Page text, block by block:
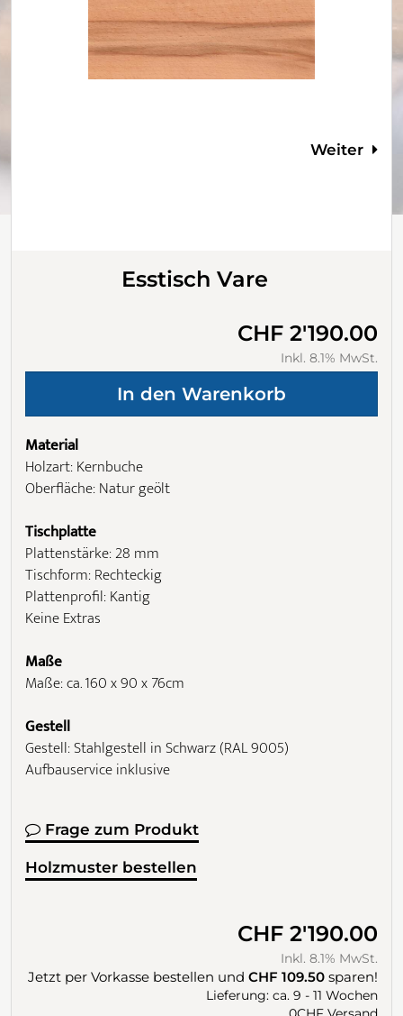
Weiter
Esstisch Vare
CHF 2'190.00
Inkl. 8.1% MwSt.
Material
Holzart: Kernbuche
Oberfläche: Natur geölt
Tischplatte
Plattenstärke: 28 mm
Tischform: Rechteckig
Plattenprofil: Kantig
Keine Extras
Maße
Maße: ca. 160 x 90 x 76cm
Gestell
Gestell: Stahlgestell in Schwarz (RAL 9005)
Aufbauservice inklusive
Frage zum Produkt
Holzmuster bestellen
CHF 2'190.00
Inkl. 8.1% MwSt.
Jetzt per Vorkasse bestellen und CHF 109.50 sparen!
Lieferung: ca. 9 - 11 Wochen